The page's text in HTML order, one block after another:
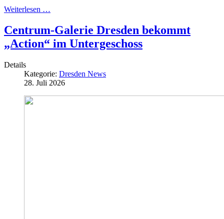
Weiterlesen …
Centrum-Galerie Dresden bekommt
„Action“ im Untergeschoss
Details
Kategorie: Dresden News
28. Juli 2026